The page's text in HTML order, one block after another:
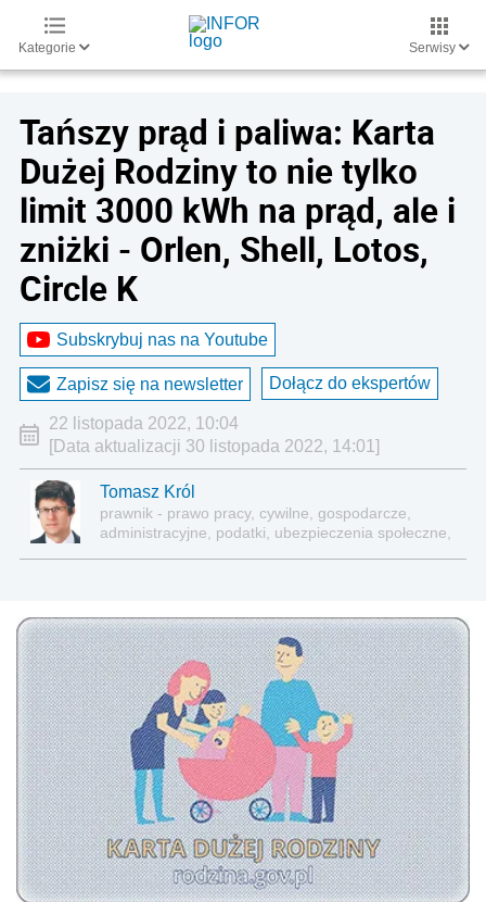
Kategorie Serwisy
Tańszy prąd i paliwa: Karta
Dużej Rodziny to nie tylko
limit 3000 kWh na prąd, ale i
zniżki - Orlen, Shell, Lotos,
Circle K
Subskrybuj nas na Youtube
Zapisz się na newsletter Dołącz do ekspertów
22 listopada 2022, 10:04
[Data aktualizacji 30 listopada 2022, 14:01]
Tomasz Król
prawnik - prawo pracy, cywilne, gospodarcze,
administracyjne, podatki, ubezpieczenia społeczne,